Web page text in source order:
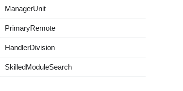
ManagerUnit
PrimaryRemote
HandlerDivision
SkilledModuleSearch